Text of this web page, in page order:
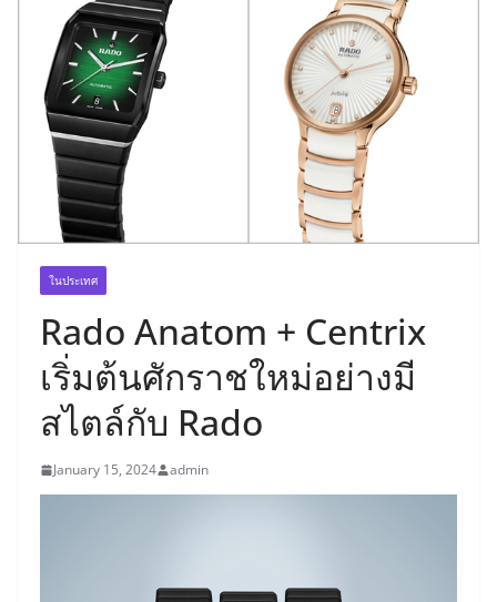
ในประเทศ
Rado Anatom + Centrix
เริ่มต้นศักราชใหม่อย่างมี
สไตล์กับ Rado
January 15, 2024 admin